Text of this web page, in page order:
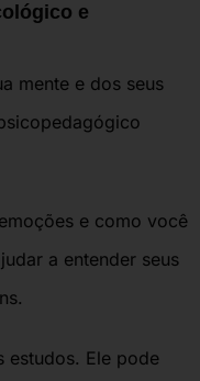
e
mente e dos seus
e como você
a entender seus
estudos. Ele pode